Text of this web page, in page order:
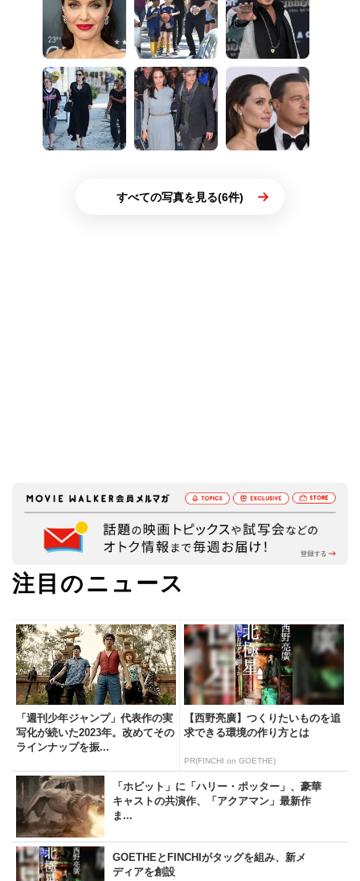
すべての写真を見る(6件)
注目のニュース
「週刊少年ジャンプ」代表作の実
写化が続いた2023年。改めてその
ラインナップを振...
【西野亮廣】つくりたいものを追
求できる環境の作り方とは
PR(FINCHI on GOETHE)
「ホビット」に「ハリー・ポッター」、豪華
キャストの共演作、「アクアマン」最新作
ま...
GOETHEとFINCHIがタッグを組み、新メ
ディアを創設